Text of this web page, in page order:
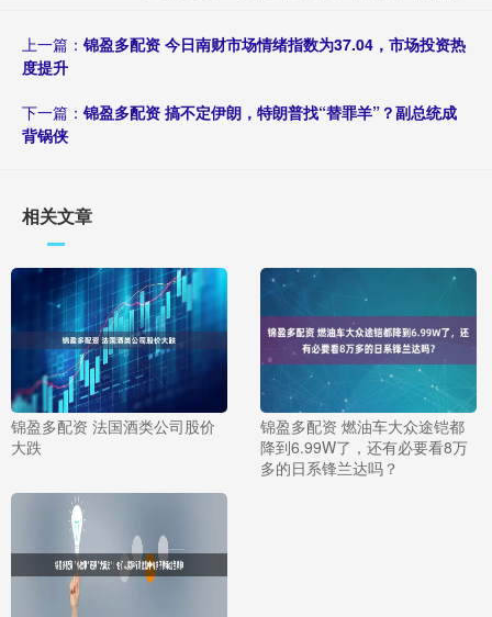
上一篇： 锦盈多配资 今日南财市场情绪指数为37.04，市场投资热
度提升
下一篇： 锦盈多配资 搞不定伊朗，特朗普找“替罪羊”？副总统成
背锅侠
相关文章
锦盈多配资 法国酒类公司股价
大跌
锦盈多配资 燃油车大众途铠都
降到6.99W了，还有必要看8万
多的日系锋兰达吗？